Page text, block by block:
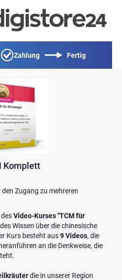
Zahlung Fertig
Komplett
Zugang zu mehreren
Video-Kurses "TCM für
Wissen über die chinesische
Kurs besteht aus9 Videos, die
an die Denkweise, die
die in unserer Region